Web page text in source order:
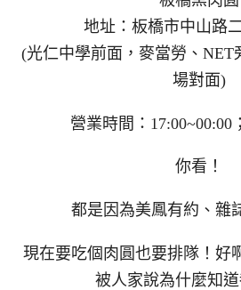
地址：板橋市中山路
(光仁中學前面，麥當勞、NET
場對面)
營業時間：17:00~00:00
你看！
都是因為美鳳有約、雜
現在要吃個肉圓也要排隊！好
被人家說為什麼知道